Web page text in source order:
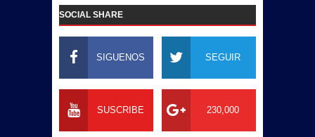
SOCIAL SHARE
SIGUENOS SEGUIR
SUSCRIBE 230,000